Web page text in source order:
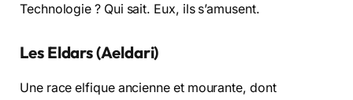
Technologie ? Qui sait. Eux, ils s’amusent.
Les Eldars (Aeldari)
Une race elfique ancienne et mourante, dont